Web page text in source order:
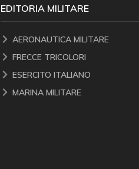
EDITORIA MILITARE
AERONAUTICA MILITARE
FRECCE TRICOLORI
ESERCITO ITALIANO
MARINA MILITARE